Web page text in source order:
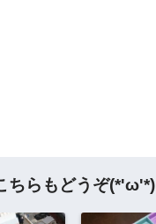
ちらもどうぞ(*'ω'*)